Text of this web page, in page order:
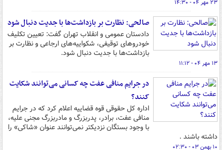
۲۳ مهر ۰۴ - ۱۴:۳۰
صالحی: نظارت بر بازداشت‌ها با جدیت دنبال شود
دادستان عمومی و انقلاب تهران گفت: تعیین تکلیف
خودروهای توقیفی، شکواییه‌های ارجاعی و نظارت بر
بازداشت‌ها با جدیت دنبال شود.
۱۳ مهر ۰۴ - ۱۱:۱۲
در جرایم منافی عفت چه کسانی می‌توانند شکایت
کنند؟
اداره کل حقوقی قوه قضاییه اعلام کرد که در جرایم
منافی عفت، برادر، پدربزرگ و مادربزرگ مجنی علیه،
با وجود بستگان نزدیکتر نمی‌توانند عنوان «شاکی» را
داشته باشند .
۱۰ بهمن ۰۳ - ۰۲:۳۰